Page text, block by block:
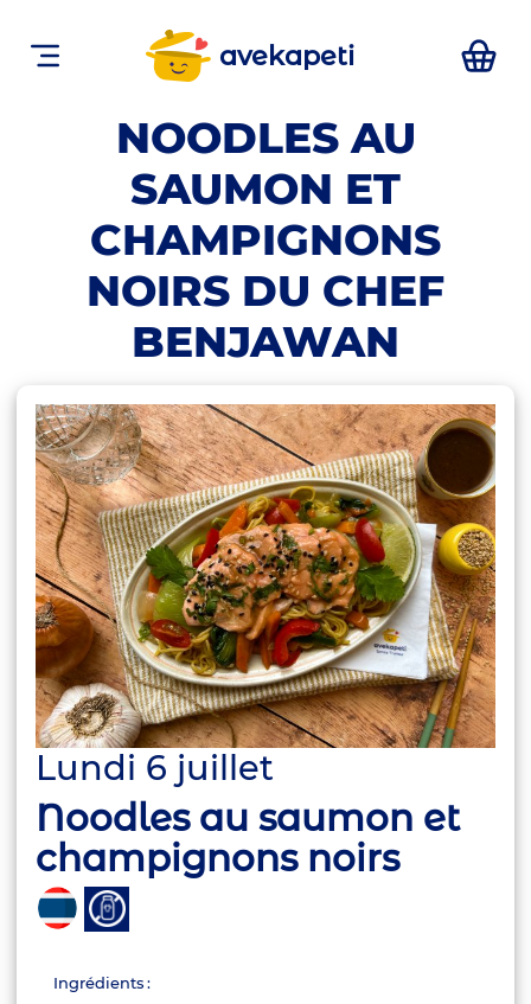
avekapeti
NOODLES AU
SAUMON ET
CHAMPIGNONS
NOIRS DU CHEF
BENJAWAN
Lundi 6 juillet
Noodles au saumon et
champignons noirs
Ingrédients :